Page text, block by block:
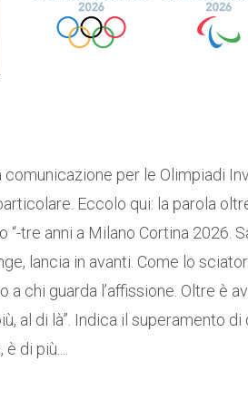
per le Olimpiadi
Eccolo qui: la parola
tre anni a Milano Cortina 2026.
lancia in avanti. Come lo
a chi guarda l’affissione. Oltre è
al di là”. Indica il superamento
di più....